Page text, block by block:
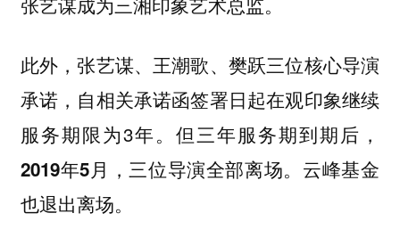
此外，张艺谋、王潮歌、樊跃三位核心导演
承诺，自相关承诺函签署日起在观印象继续
服务期限为3年。 但三年服务期到期后，
2019年5月，三位导演全部离场。云峰基金
也退出离场。